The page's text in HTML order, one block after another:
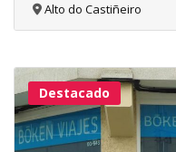
Alto do Castiñeiro
Destacado